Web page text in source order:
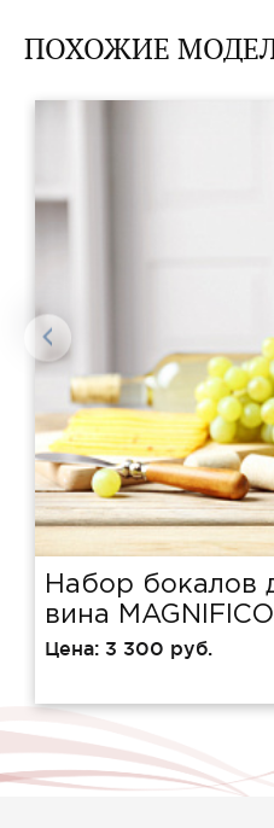
ПОХОЖИЕ
Набор бокалов
вина
Цена: 3 300 руб.